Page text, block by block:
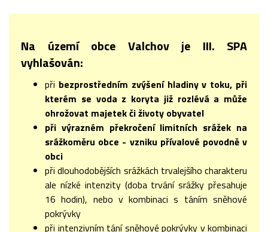
Na území obce Valchov je III. SPA
vyhlašován:
při bezprostředním zvýšení hladiny v toku, při
kterém se voda z koryta již rozlévá a může
ohrožovat majetek či životy obyvatel
při výrazném překročení limitních srážek na
srážkoměru obce - vzniku přívalové povodně v
obci
při dlouhodobějších srážkách trvalejšího charakteru
ale nízké intenzity (doba trvání srážky přesahuje
16 hodin), nebo v kombinaci s táním sněhové
pokrývky
při intenzivním tání sněhové pokrývky v kombinaci